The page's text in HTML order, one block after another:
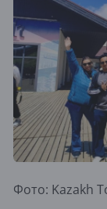
Фото: Kazakh